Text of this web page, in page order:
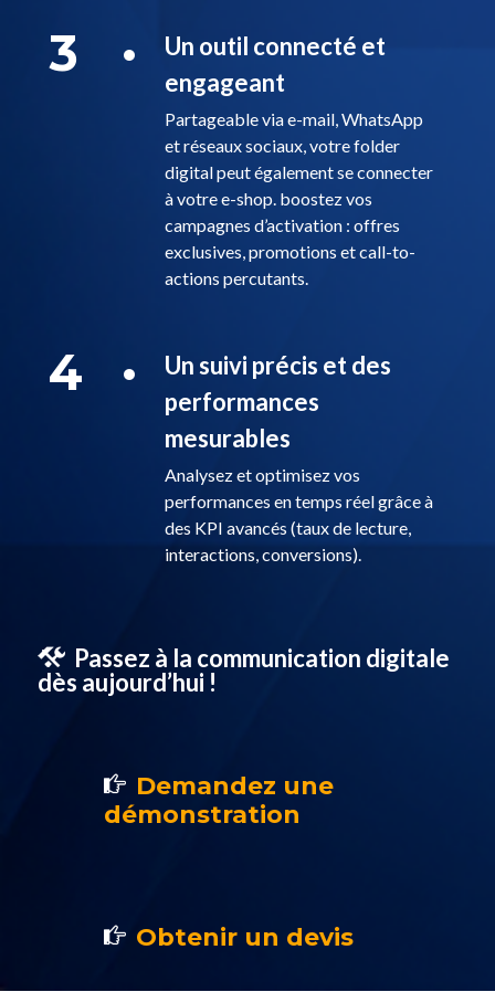
3
Un outil connecté et
engageant
Partageable via e-mail, WhatsApp
et réseaux sociaux, votre folder
digital peut également se connecter
à votre e-shop. boostez vos
campagnes d’activation : offres
exclusives, promotions et call-to-
actions percutants.
4
Un suivi précis et des
performances
mesurables
Analysez et optimisez vos
performances en temps réel grâce à
des KPI avancés (taux de lecture,
interactions, conversions).
Passez à la communication digitale
dès aujourd’hui !
Demandez une
démonstration
Obtenir un devis